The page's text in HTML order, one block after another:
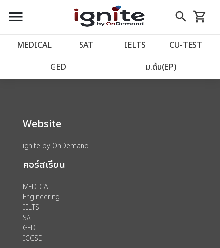
close
account_balance หน้าแรก
เว็บไซต์อิกไนท์
import_contacts วางแผนการเรียน
account_circle เข้าสู่ระบบ
assignment ลงทะเบียน
menu search
Skip
to
shopping_cart
รถเข็น
MEDICAL SAT IELTS CU‑TEST
GED ม.ต้น(EP)
We could not find anything for 80002040
Website
ignite by OnDemand
คอร์สเรียน
MEDICAL
Engineering
IELTS
SAT
GED
IGCSE